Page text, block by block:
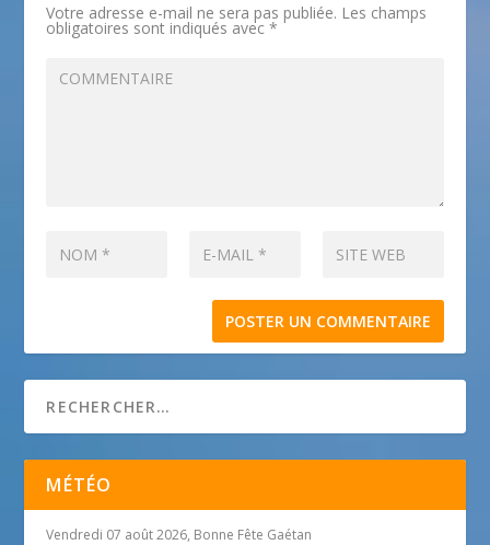
Votre adresse e-mail ne sera pas publiée. Les champs
obligatoires sont indiqués avec*
MÉTÉO
Vendredi 07 août 2026, Bonne Fête Gaétan